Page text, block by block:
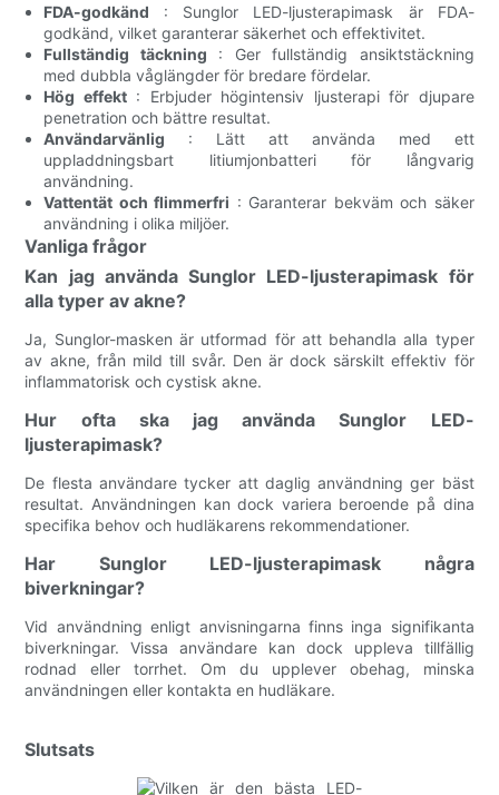
FDA-godkänd : Sunglor LED-ljusterapimask är FDA-
godkänd, vilket garanterar säkerhet och effektivitet.
Fullständig täckning : Ger fullständig ansiktstäckning
med dubbla våglängder för bredare fördelar.
Hög effekt: Erbjuder högintensiv ljusterapi för djupare
penetration och bättre resultat.
Användarvänlig : Lätt att använda med ett
uppladdningsbart litiumjonbatteri för långvarig
användning.
Vattentät och flimmerfri : Garanterar bekväm och säker
användning i olika miljöer.
Vanliga frågor
Kan jag använda Sunglor LED-ljusterapimask för
alla typer av akne?
Ja, Sunglor-masken är utformad för att behandla alla typer
av akne, från mild till svår. Den är dock särskilt effektiv för
inflammatorisk och cystisk akne.
Hur ofta ska jag använda Sunglor LED-
ljusterapimask?
De flesta användare tycker att daglig användning ger bäst
resultat. Användningen kan dock variera beroende på dina
specifika behov och hudläkarens rekommendationer.
Har Sunglor LED-ljusterapimask några
biverkningar?
Vid användning enligt anvisningarna finns inga signifikanta
biverkningar. Vissa användare kan dock uppleva tillfällig
rodnad eller torrhet. Om du upplever obehag, minska
användningen eller kontakta en hudläkare.
Slutsats